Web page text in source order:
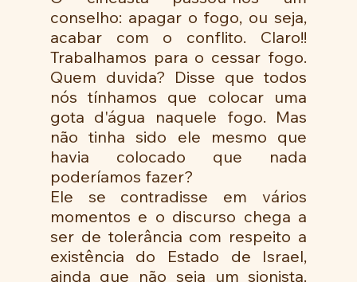
conselho: apagar o fogo, ou seja,
acabar com o conflito. Claro!!
Trabalhamos para o cessar fogo.
Quem duvida? Disse que todos
nós tínhamos que colocar uma
gota d'água naquele fogo. Mas
não tinha sido ele mesmo que
havia colocado que nada
poderíamos fazer?
Ele se contradisse em vários
momentos e o discurso chega a
ser de tolerância com respeito a
existência do Estado de Israel,
ainda que não seja um sionista.